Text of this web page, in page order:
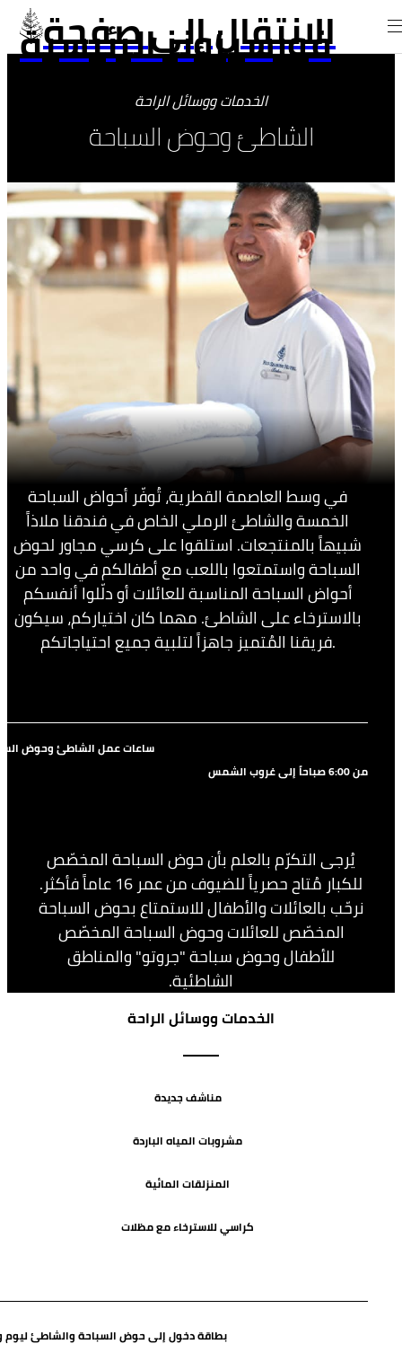
الانتقال إلى صفحة
فورسيزونز الرئيسية
الخدمات ووسائل الراحة
الشاطئ وحوض السباحة
في وسط العاصمة القطرية، تُوفّر أحواض السباحة
الخمسة والشاطئ الرملي الخاص في فندقنا ملاذاً
شبيهاً بالمنتجعات. استلقوا على كرسي مجاور لحوض
السباحة واستمتعوا باللعب مع أطفالكم في واحد من
أحواض السباحة المناسبة للعائلات أو دلّلوا أنفسكم
بالاسترخاء على الشاطئ. مهما كان اختياركم، سيكون
فريقنا المُتميز جاهزاً لتلبية جميع احتياجاتكم.
ساعات عمل الشاطئ وحوض
من 6:00 صباحاً إلى غروب الشمس
يُرجى التكرّم بالعلم بأن حوض السباحة المخصّص
للكبار مُتاح حصرياً للضيوف من عمر 16 عاماً فأكثر.
نرحّب بالعائلات والأطفال للاستمتاع بحوض السباحة
المخصّص للعائلات وحوض السباحة المخصّص
للأطفال وحوض سباحة "جروتو" والمناطق
الشاطئية.
الخدمات ووسائل الراحة
مناشف جديدة
مشروبات المياه الباردة
المنزلقات المائية
كراسي للاسترخاء مع مظلات
بطاقة دخول إلى حوض السباحة والشاطئ ليوم